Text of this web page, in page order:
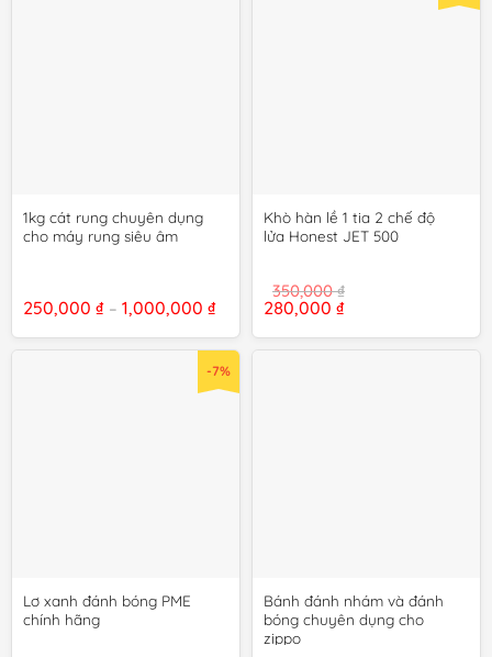
1kg cát rung chuyên dụng
cho máy rung siêu âm
250,000 ₫ – 1,000,000 ₫Khoảng
từ
250,000 ₫
đến
1,000,000 ₫
Khò hàn lề 1 tia 2 chế độ
lửa Honest JET 500
350,000₫
Giá
gốc
là:
280,000 ₫Giá
tại
-7%
Lơ xanh đánh bóng PME
chính hãng
Bánh đánh nhám và đánh
bóng chuyên dụng cho
zippo